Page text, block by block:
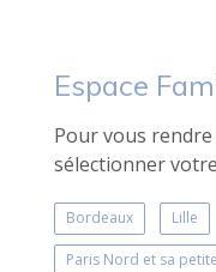
Espace
Pour vous rendre
sélectionner
Bordeaux Lille
Paris Nord et sa